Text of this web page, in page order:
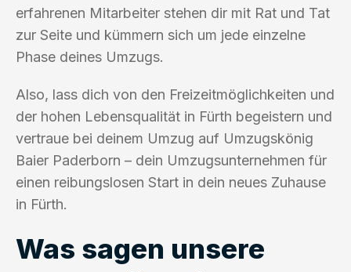
erfahrenen Mitarbeiter stehen dir mit Rat und Tat
zur Seite und kümmern sich um jede einzelne
Phase deines Umzugs.
Also, lass dich von den Freizeitmöglichkeiten und
der hohen Lebensqualität in Fürth begeistern und
vertraue bei deinem Umzug auf Umzugskönig
Baier Paderborn – dein Umzugsunternehmen für
einen reibungslosen Start in dein neues Zuhause
in Fürth.
Was sagen unsere